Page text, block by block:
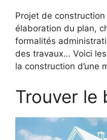
Projet de
élaboration du plan,
formalités
des travaux… Voici
la construction d’une
Trouver le